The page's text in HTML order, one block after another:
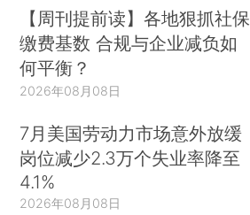
【周刊提前读】各地狠抓社保
缴费基数 合规与企业减负如
何平衡？
2026年08月08日
7月美国劳动力市场意外放缓
岗位减少2.3万个失业率降至
4.1%
2026年08月08日